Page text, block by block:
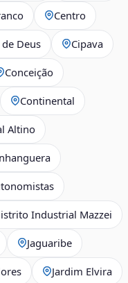
Centro
Deus Cipava
Conceição
Continental
Altino
Industrial Mazzei
Jaguaribe
Jardim Elvira